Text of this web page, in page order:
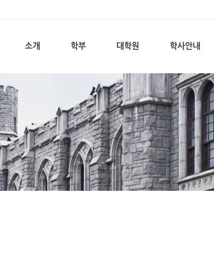
소개 학부 대학원 학사안내